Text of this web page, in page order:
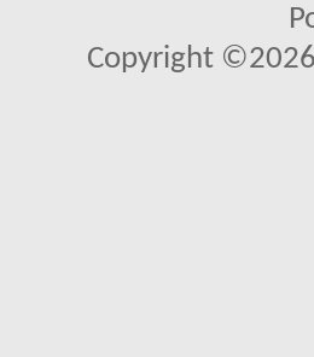
Copyright